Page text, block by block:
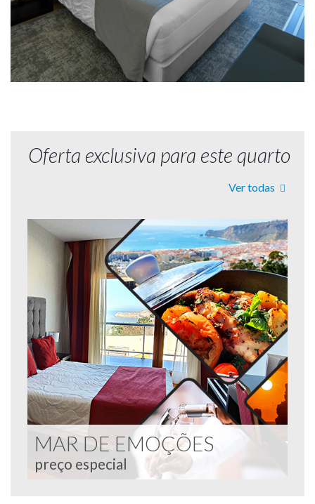
Oferta exclusiva para este quarto
Ver todas
MAR DE EMOÇÕES
preço especial